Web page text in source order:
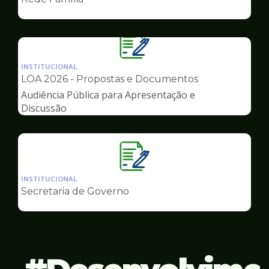
Governo
Ilustração
da
pagina
Governo
INSTITUCIONAL
LOA 2026 - Propostas e Documentos
Audiência Pública para Apresentação e
Discussão
Ilustração
da
Governo
INSTITUCIONAL
Secretaria de Governo